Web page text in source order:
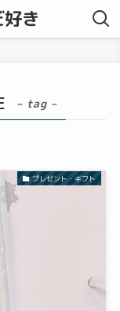
き
– tag –
プレゼント・ギフト